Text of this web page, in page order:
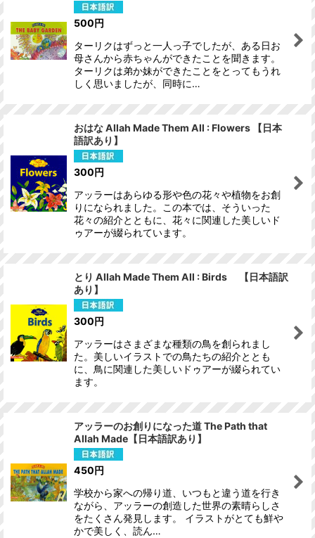
500円
ターリクはずっと一人っ子でしたが、ある日お
母さんから赤ちゃんができたことを聞きます。
ターリクは弟か妹ができたことをとってもうれ
しく思いましたが、同時に…
おはな Allah Made Them All : Flowers 【日本
語訳あり】
300円
アッラーはあらゆる形や色の花々や植物をお創
りになられました。この本では、そういった
花々の紹介とともに、花々に関連した美しいド
ゥアーが綴られています。
とり Allah Made Them All : Birds 【日本語訳
あり】
300円
アッラーはさまざまな種類の鳥を創られまし
た。美しいイラストでの鳥たちの紹介ととも
に、鳥に関連した美しいドゥアーが綴られてい
ます。
アッラーのお創りになった道 The Path that
Allah Made【日本語訳あり】
450円
学校から家への帰り道、いつもと違う道を行き
ながら、アッラーの創造した世界の素晴らしさ
をたくさん発見します。 イラストがとても鮮や
かで美しく、読ん…